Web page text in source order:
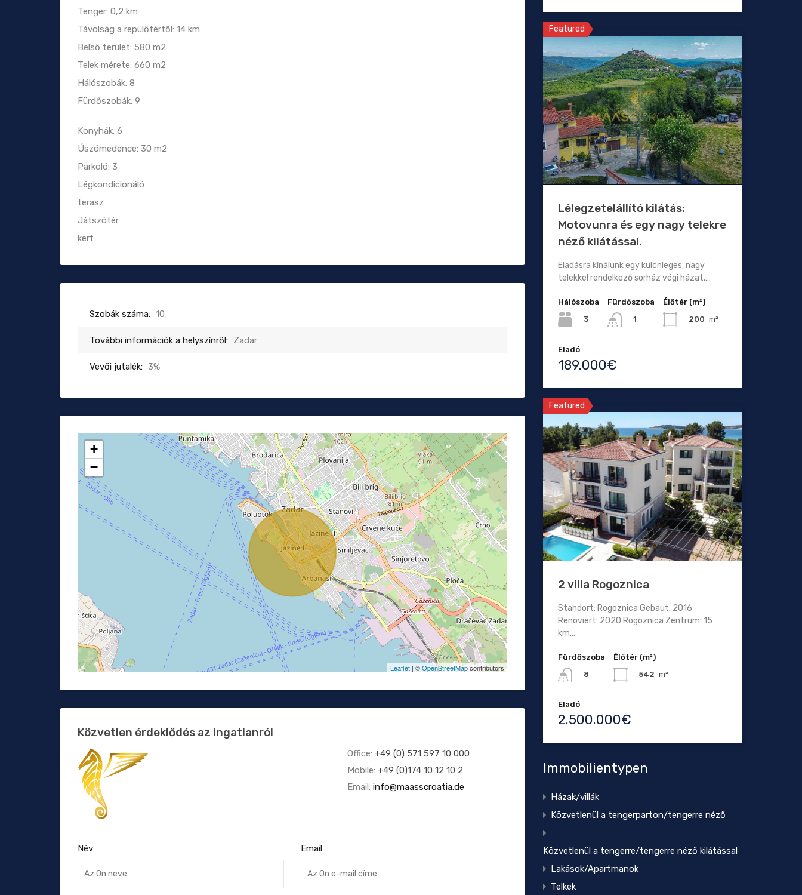
Tenger: 0,2 km
Távolság a repülőtértől: 14 km
Belső terület: 580 m2
Telek mérete: 660 m2
Hálószobák: 8
Fürdőszobák: 9
Konyhák: 6
Úszómedence: 30 m2
Parkoló: 3
Légkondicionáló
terasz
Játszótér
kert
Szobák száma: 10
További információk a helyszínről: Zadar
Vevői jutalék: 3%
+
−
Leaflet| ©OpenStreetMapcontributors
Közvetlen érdeklődés az ingatlanról
Office: +49 (0) 571 597 10 000
Mobile: +49 (0)174 10 12 10 2
Email: info@maasscroatia.de
Név Email
Featured
Lélegzetelállító kilátás:
Motovunra és egy nagy telekre
néző kilátással.
Eladásra kínálunk egy különleges, nagy
telekkel rendelkező sorház végi házat.…
Hálószoba
3
Fürdőszoba
1
Élőtér (m²)
200 m²
Eladó
189.000€
Featured
2 villa Rogoznica
Standort: Rogoznica Gebaut: 2016
Renoviert: 2020 Rogoznica Zentrum: 15
km…
Fürdőszoba
8
Élőtér (m²)
542 m²
Eladó
2.500.000€
Immobilientypen
Házak/villák
Közvetlenül a tengerparton/tengerre néző
Közvetlenül a tengerre/tengerre néző kilátással
Lakások/Apartmanok
Telkek